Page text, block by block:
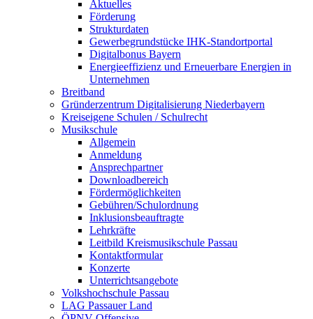
Aktuelles
Förderung
Strukturdaten
Gewerbegrundstücke IHK-Standortportal
Digitalbonus Bayern
Energieeffizienz und Erneuerbare Energien in
Unternehmen
Breitband
Gründerzentrum Digitalisierung Niederbayern
Kreiseigene Schulen / Schulrecht
Musikschule
Allgemein
Anmeldung
Ansprechpartner
Downloadbereich
Fördermöglichkeiten
Gebühren/Schulordnung
Inklusionsbeauftragte
Lehrkräfte
Leitbild Kreismusikschule Passau
Kontaktformular
Konzerte
Unterrichtsangebote
Volkshochschule Passau
LAG Passauer Land